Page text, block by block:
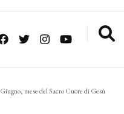
Giugno, mese del Sacro Cuore di Gesù